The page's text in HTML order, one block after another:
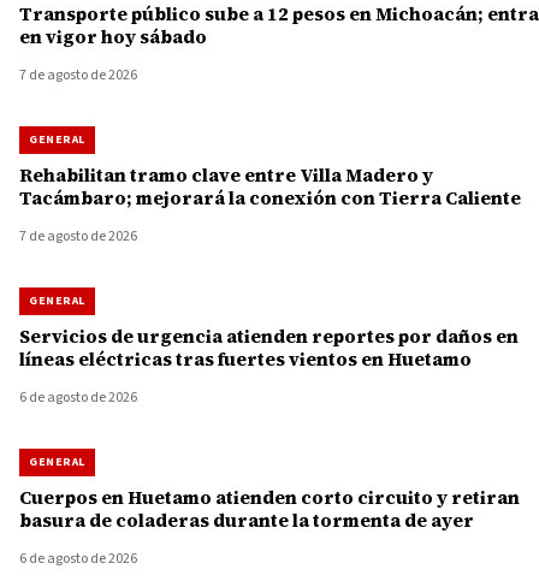
Transporte público sube a 12 pesos en Michoacán; entra
en vigor hoy sábado
7 de agosto de 2026
GENERAL
Rehabilitan tramo clave entre Villa Madero y
Tacámbaro; mejorará la conexión con Tierra Caliente
7 de agosto de 2026
GENERAL
Servicios de urgencia atienden reportes por daños en
líneas eléctricas tras fuertes vientos en Huetamo
6 de agosto de 2026
GENERAL
Cuerpos en Huetamo atienden corto circuito y retiran
basura de coladeras durante la tormenta de ayer
6 de agosto de 2026